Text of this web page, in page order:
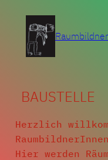
Inhalt
springen
BAUSTELLE
Herzlich
Hier werden